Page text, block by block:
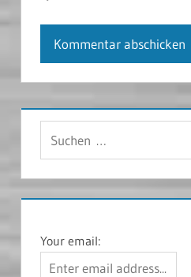
Your email: